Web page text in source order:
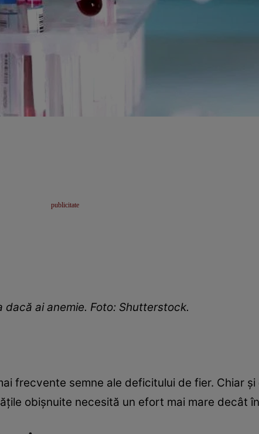
ai anemie. Foto: Shutterstock.
frecvente semne ale deficitului de fier. Chiar
obișnuite necesită un efort mai mare decât